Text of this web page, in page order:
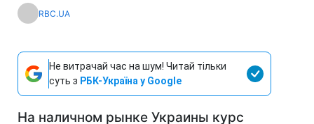
RBC.UA
Не витрачай час на шум! Читай тільки
суть з РБК-Україна у Google
На наличном рынке Украины курс